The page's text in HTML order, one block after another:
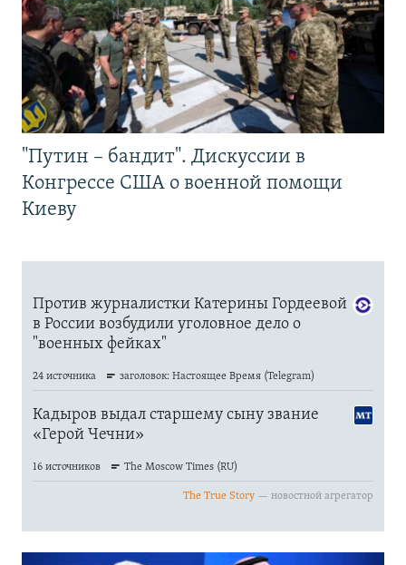
"Путин – бандит". Дискуссии в
Конгрессе США о военной помощи
Киеву